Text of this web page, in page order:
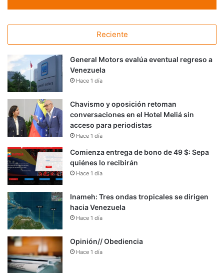
Reciente
General Motors evalúa eventual regreso a
Venezuela
Hace 1 día
Chavismo y oposición retoman
conversaciones en el Hotel Meliá sin
acceso para periodistas
Hace 1 día
Comienza entrega de bono de 49 $: Sepa
quiénes lo recibirán
Hace 1 día
Inameh: Tres ondas tropicales se dirigen
hacia Venezuela
Hace 1 día
Opinión// Obediencia
Hace 1 día